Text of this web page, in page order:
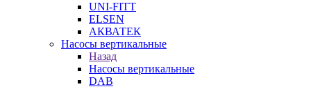
UNI-FITT
ELSEN
АКВАТЕК
Насосы вертикальные
Назад
Насосы вертикальные
DAB